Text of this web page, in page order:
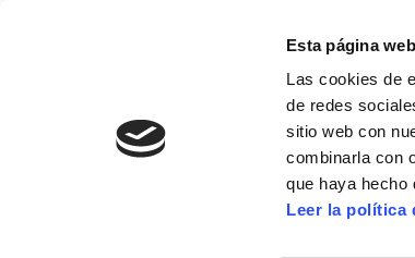
Esta página
Las cookies de
de redes
sitio web con
combinarla con
que haya hecho
Leer la política